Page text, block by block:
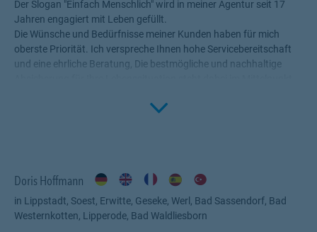
Der Slogan "Einfach Menschlich" wird in meiner Agentur seit 17
Jahren engagiert mit Leben gefüllt.
Die Wünsche und Bedürfnisse meiner Kunden haben für mich
oberste Priorität. Ich verspreche Ihnen hohe Servicebereitschaft
und eine ehrliche Beratung, Die bestmögliche und nachhaltige
alle Fragen rund um das Thema Versicherung und Vorsorge. Ich
Click to
Doris Hoffmann
in Lippstadt, Soest, Erwitte, Geseke, Werl, Bad Sassendorf, Bad
Westernkotten, Lipperode, Bad Waldliesborn